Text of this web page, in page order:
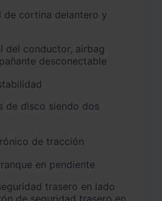
desconectable
de tracción
en pendiente